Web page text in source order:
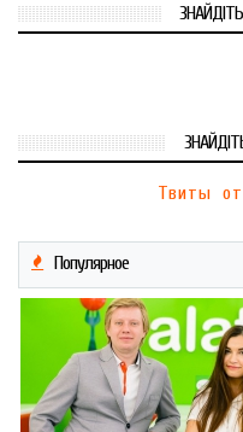
ЗНАЙДІТЬ
Твиты от
Популярное